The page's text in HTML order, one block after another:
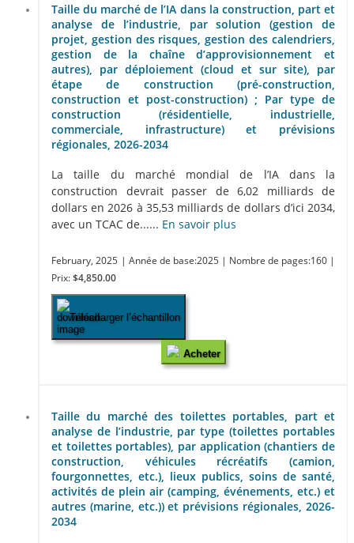
Taille du marché de l’IA dans la construction, part et
analyse de l’industrie, par solution (gestion de
projet, gestion des risques, gestion des calendriers,
gestion de la chaîne d’approvisionnement et
autres), par déploiement (cloud et sur site), par
étape de construction (pré-construction,
construction et post-construction) ; Par type de
construction (résidentielle, industrielle,
commerciale, infrastructure) et prévisions
régionales, 2026-2034
La taille du marché mondial de l’IA dans la
construction devrait passer de 6,02 milliards de
dollars en 2026 à 35,53 milliards de dollars d’ici 2034,
avec un TCAC de...... En savoir plus
February, 2025 | Année de base:2025 | Nombre de pages:160 |
Prix: $4,850.00
Télécharger l’échantillon
Acheter
Taille du marché des toilettes portables, part et
analyse de l’industrie, par type (toilettes portables
et toilettes portables), par application (chantiers de
construction, véhicules récréatifs (camion,
fourgonnettes, etc.), lieux publics, soins de santé,
activités de plein air (camping, événements, etc.) et
autres (marine, etc.)) et prévisions régionales, 2026-
2034